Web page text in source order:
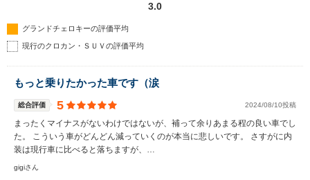
3.0
グランドチェロキーの評価平均
現行のクロカン・ＳＵＶの評価平均
もっと乗りたかった車です（涙
総合評価 5 2024/08/10投稿
まったくマイナスがないわけではないが、補って余りあまる程の良い車でし
た。 こういう車がどんどん減っていくのが本当に悲しいです。 さすがに内
装は現行車に比べると落ちますが、…
gigiさん